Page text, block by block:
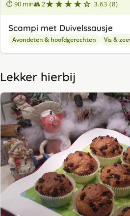
⏱ 90 min👥 2★★★★☆ 3.63 (8)
Scampi met Duivelssausje
Avondeten & hoofdgerechten Vis &
Lekker hierbij